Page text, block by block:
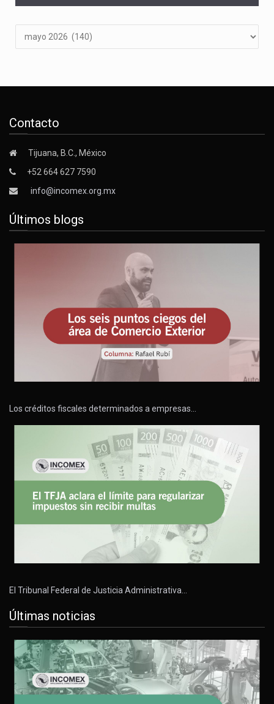
Contacto
Tijuana, B.C., México
+52 664 627 7590
info@incomex.org.mx
Últimos blogs
Los créditos fiscales determinados a empresas…
El Tribunal Federal de Justicia Administrativa…
Últimas noticias